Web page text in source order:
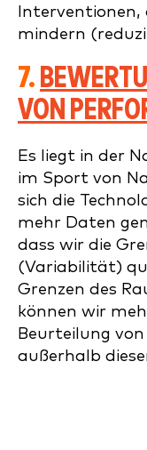
Interventionen,
mindern
7.
VON
Es liegt in der
im Sport von
sich die
mehr Daten
dass wir die
(Variabilität)
Grenzen des
können wir
Beurteilung
außerhalb